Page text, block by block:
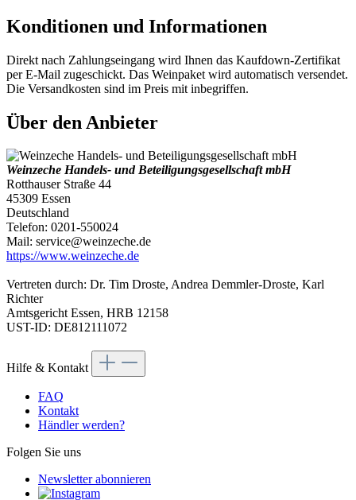
Konditionen und Informationen
Direkt nach Zahlungseingang wird Ihnen das Kaufdown-Zertifikat
per E-Mail zugeschickt. Das Weinpaket wird automatisch versendet.
Die Versandkosten sind im Preis mit inbegriffen.
Über den Anbieter
Weinzeche Handels- und Beteiligungsgesellschaft mbH
Rotthauser Straße 44
45309 Essen
Deutschland
Telefon: 0201-550024
Mail: service@weinzeche.de
https://www.weinzeche.de
Vertreten durch: Dr. Tim Droste, Andrea Demmler-Droste, Karl
Richter
Amtsgericht Essen, HRB 12158
UST-ID: DE812111072
Hilfe & Kontakt
FAQ
Kontakt
Händler werden?
Folgen Sie uns
Newsletter abonnieren